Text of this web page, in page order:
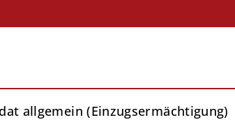
allgemein (Einzugsermächtigung)